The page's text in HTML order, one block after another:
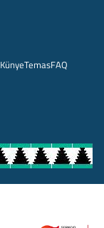
KünyeTemasFAQ